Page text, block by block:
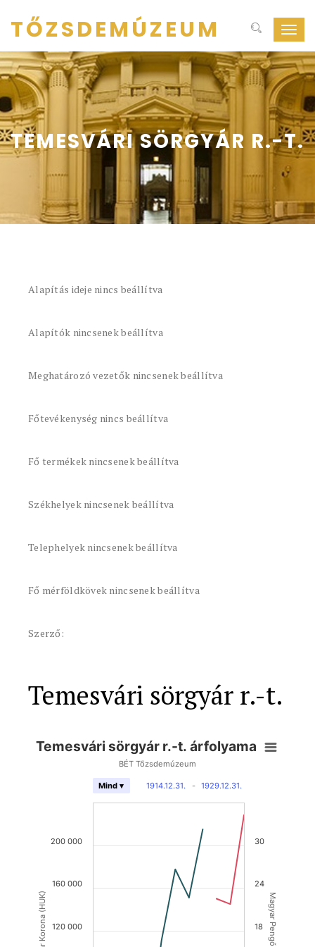
ki-
be
TŐZSDEMÚZEUM
TEMESVÁRI SÖRGYÁR R.-T.
Alapítás ideje nincs beállítva
Alapítók nincsenek beállítva
Meghatározó vezetők nincsenek beállítva
Főtevékenység nincs beállítva
Fő termékek nincsenek beállítva
Székhelyek nincsenek beállítva
Telephelyek nincsenek beállítva
Fő mérföldkövek nincsenek beállítva
Szerző:
Temesvári sörgyár r.-t.
Magyar Korona (HUK) Magyar Pengő (HUP)
Temesvári sörgyár r.-t. árfolyama
BÉT Tőzsdemúzeum
1914.12.31. - 1929.12.31.
Mind ▾
120 000
160 000
200 000
18
24
30